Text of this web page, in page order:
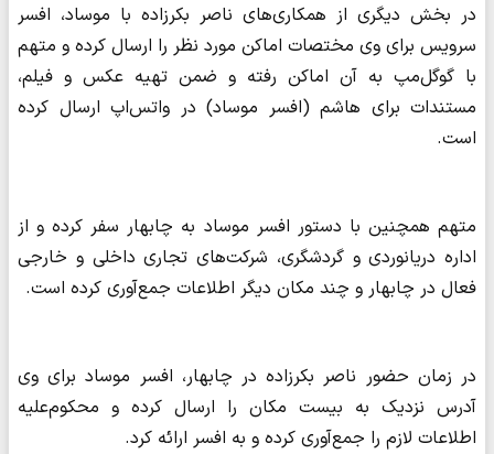
در بخش دیگری از همکاری‌های ناصر بکرزاده با موساد، افسر
سرویس برای وی مختصات اماکن مورد نظر را ارسال کرده و متهم
با گوگل‌مپ به آن اماکن رفته و ضمن تهیه عکس و فیلم،
مستندات برای هاشم (افسر موساد) در واتس‌اپ ارسال کرده
است.
متهم همچنین با دستور افسر موساد به چابهار سفر کرده و از
اداره دریانوردی و گردشگری، شرکت‌های تجاری داخلی و خارجی
فعال در چابهار و چند مکان دیگر اطلاعات جمع‌آوری کرده است.
در زمان حضور ناصر بکرزاده در چابهار، افسر موساد برای وی
آدرس نزدیک به بیست مکان را ارسال کرده و محکوم‌علیه
اطلاعات لازم را جمع‌آوری کرده و به افسر ارائه کرد.